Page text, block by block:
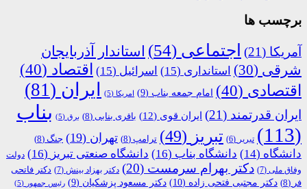
برچسب ها
آمریکا (21) اجتماعی (54)
استاندار آذربایجان
شرقی (30) استانداری (15) اسرائیل (15) اقتصاد (40)
اقتصادی (40) امام جمعه بناب (9) امریکا (5) ایران (81)
ایران قدرتمند (21) ایران قوی (12) باقری بنابی (8) برق (5)
بناب
(113)
تبریر (6) تبریز (49) ترامپ (8) تهران (19) جنگ (8)
دانشگاه (14) دانشگاه بناب (16) دانشگاه صنعتی تبریز (16)
دولت
وفاق ملی (7) دکتر بهرام سرمست (20) دکتر بهزاد بینش (7)
دکتر فاتحی
فر (8) دکتر مجتبی فتحی زاده (10) دکتر مسعود پزشکیان (9) رئیس جمهور (5)